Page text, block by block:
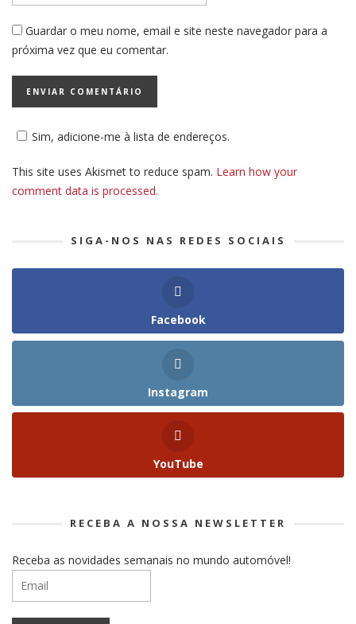
Guardar o meu nome, email e site neste navegador para a
próxima vez que eu comentar.
Sim, adicione-me à lista de endereços.
This site uses Akismet to reduce spam. Learn how your
comment data is processed.
SIGA-NOS NAS REDES SOCIAIS
Facebook
Instagram
YouTube
RECEBA A NOSSA NEWSLETTER
Receba as novidades semanais no mundo automóvel!